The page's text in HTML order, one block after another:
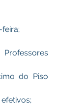
do Piso